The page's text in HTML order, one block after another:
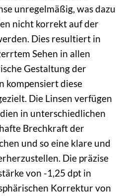
unregelmäßig, was dazu
nicht korrekt auf der
Dies resultiert in
Sehen in allen
Gestaltung der
kompensiert diese
Die Linsen verfügen
in unterschiedlichen
Brechkraft der
und so eine klare und
Die präzise
von -1,25 dpt in
Korrektur von